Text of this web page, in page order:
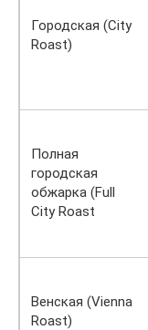
Городская (City
Roast)
Полная
городская
обжарка (Full
City Roast
Венская (Vienna
Roast)